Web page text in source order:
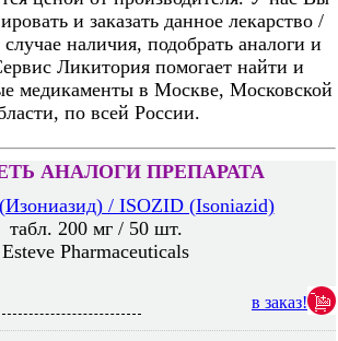
и заказать данное лекарство /
наличия, подобрать аналоги и
Ликитория помогает найти и
медикаменты в Москве, Московской
по всей России.
АНАЛОГИ ПРЕПАРАТА
/ ISOZID (Isoniazid)
табл. 200 мг / 50 шт.
Esteve Pharmaceuticals
в заказ!